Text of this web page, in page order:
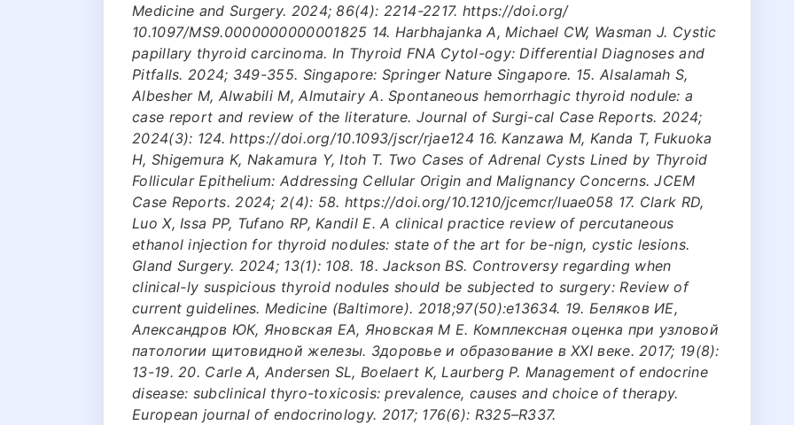
Medicine and Surgery. 2024; 86(4): 2214-2217. https://doi.org/
10.1097/MS9.0000000000001825 14. Harbhajanka A, Michael CW, Wasman J. Cystic
papillary thyroid carcinoma. In Thyroid FNA Cytol-ogy: Differential Diagnoses and
Pitfalls. 2024; 349-355. Singapore: Springer Nature Singapore. 15. Alsalamah S,
Albesher M, Alwabili M, Almutairy A. Spontaneous hemorrhagic thyroid nodule: a
case report and review of the literature. Journal of Surgi-cal Case Reports. 2024;
2024(3): 124. https://doi.org/10.1093/jscr/rjae124 16. Kanzawa M, Kanda T, Fukuoka
H, Shigemura K, Nakamura Y, Itoh T. Two Cases of Adrenal Cysts Lined by Thyroid
Follicular Epithelium: Addressing Cellular Origin and Malignancy Concerns. JCEM
Case Reports. 2024; 2(4): 58. https://doi.org/10.1210/jcemcr/luae058 17. Clark RD,
Luo X, Issa PP, Tufano RP, Kandil E. A clinical practice review of percutaneous
ethanol injection for thyroid nodules: state of the art for be-nign, cystic lesions.
Gland Surgery. 2024; 13(1): 108. 18. Jackson BS. Controversy regarding when
clinical-ly suspicious thyroid nodules should be subjected to surgery: Review of
current guidelines. Medicine (Baltimore). 2018;97(50):e13634. 19. Беляков ИЕ,
Александров ЮК, Яновская ЕА, Яновская М Е. Комплексная оценка при узловой
патологии щитовидной железы. Здоровье и образование в XXI веке. 2017; 19(8):
13-19. 20. Carle A, Andersen SL, Boelaert K, Laurberg P. Management of endocrine
disease: subclinical thyro-toxicosis: prevalence, causes and choice of therapy.
European journal of endocrinology. 2017; 176(6): R325–R337.